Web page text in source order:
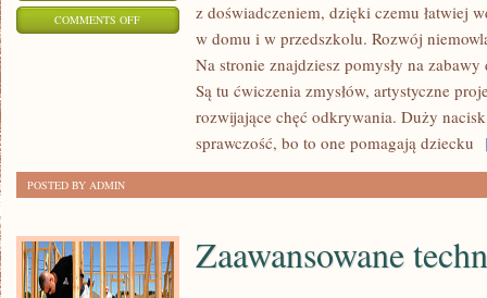
COMMENTS OFFON
RODZICIELSTWO
BLISKOŚCI
z doświadczeniem, dzięki czemu łatwiej
w domu i w przedszkolu. Rozwój
Na stronie znajdziesz pomysły na
Są tu ćwiczenia zmysłów, artystyczne
rozwijające chęć odkrywania. Duży
sprawczość, bo to one pomagają dziecku
POSTED BY ADMIN
Zaawansowane